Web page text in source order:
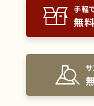
手軽
無